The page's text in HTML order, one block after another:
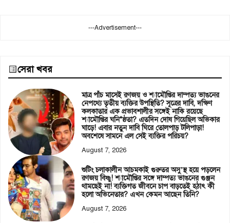
---Advertisement---
সেরা খবর
মাত্র পাঁচ মাসেই রণজয় ও শ্যামৌপ্তির দাম্পত্য ভাঙনের
নেপথ্যে তৃতীয় ব্যক্তির উপস্থিতি? সূত্রের দাবি, দক্ষিণ
কলকাতার এক প্রভাবশালীর সঙ্গেই নাকি রয়েছে
শ্যামৌপ্তির ঘনি*ষ্ঠতা? এতদিন দোষ গিয়েছিল অভিকার
ঘাড়ে! এবার নতুন দাবি ঘিরে তোলপাড় টলিপাড়া!
অবশেষে সামনে এল সেই ব্যক্তির পরিচয়?
August 7, 2026
শুটিং চলাকালীন আচমকাই গুরুতর অসু’স্থ হয়ে পড়লেন
রণজয় বিষ্ণু! শ্যামৌপ্তির সঙ্গে দাম্পত্য ভাঙনের গুঞ্জন
থামছেই না! ব্যক্তিগত জীবনে চাপ বাড়তেই হঠাৎ কী
হলো অভিনেতার? এখন কেমন আছেন তিনি?
August 7, 2026